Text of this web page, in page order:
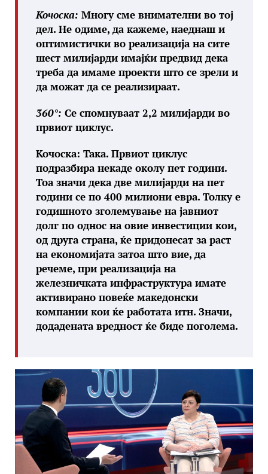
Кочоска: Многу сме внимателни во тој
дел. Не одиме, да кажеме, наеднаш и
оптимистички во реализација на сите
шест милијарди имајќи предвид дека
треба да имаме проекти што се зрели и
да можат да се реализираат.
360°: Се спомнуваат 2,2 милијарди во
првиот циклус.
Кочоска: Така. Првиот циклус
подразбира некаде околу пет години.
Тоа значи дека две милијарди на пет
години се по 400 милиони евра. Толку е
годишното зголемување на јавниот
долг по однос на овие инвестиции кои,
од друга страна, ќе придонесат за раст
на економијата затоа што вие, да
речеме, при реализација на
железничката инфраструктура имате
активирано повеќе македонски
компании кои ќе работата итн. Значи,
додадената вредност ќе биде поголема.